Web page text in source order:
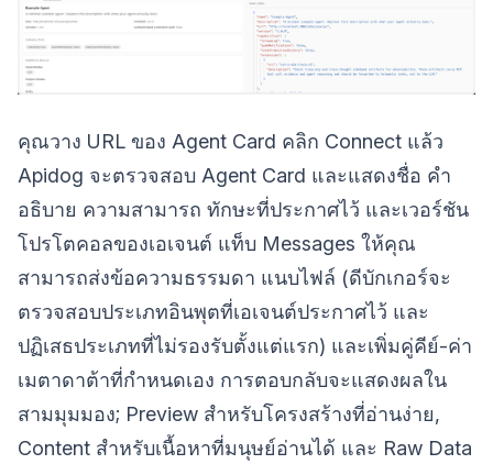
คุณวาง URL ของ Agent Card คลิก Connect แล้ว
Apidog จะตรวจสอบ Agent Card และแสดงชื่อ คำ
อธิบาย ความสามารถ ทักษะที่ประกาศไว้ และเวอร์ชัน
โปรโตคอลของเอเจนต์ แท็บ Messages ให้คุณ
สามารถส่งข้อความธรรมดา แนบไฟล์ (ดีบักเกอร์จะ
ตรวจสอบประเภทอินพุตที่เอเจนต์ประกาศไว้ และ
ปฏิเสธประเภทที่ไม่รองรับตั้งแต่แรก) และเพิ่มคู่คีย์-ค่า
เมตาดาต้าที่กำหนดเอง การตอบกลับจะแสดงผลใน
สามมุมมอง; Preview สำหรับโครงสร้างที่อ่านง่าย,
Content สำหรับเนื้อหาที่มนุษย์อ่านได้ และ Raw Data